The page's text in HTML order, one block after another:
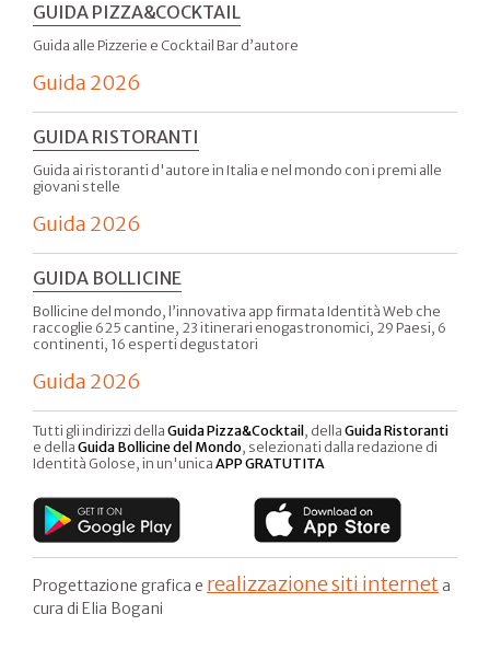
GUIDA PIZZA&COCKTAIL
Guida alle Pizzerie e Cocktail Bar d’autore
Guida 2026
GUIDA RISTORANTI
Guida ai ristoranti d'autore in Italia e nel mondo con i premi alle
giovani stelle
Guida 2026
GUIDA BOLLICINE
Bollicine del mondo, l’innovativa app firmata Identità Web che
raccoglie 625 cantine, 23 itinerari enogastronomici, 29 Paesi, 6
continenti, 16 esperti degustatori
Guida 2026
Tutti gli indirizzi della Guida Pizza&Cocktail , della Guida Ristoranti
e della Guida Bollicine del Mondo, selezionati dalla redazione di
Identità Golose, in un'unica APP GRATUTITA
Progettazione grafica e realizzazione siti internet a
cura di Elia Bogani